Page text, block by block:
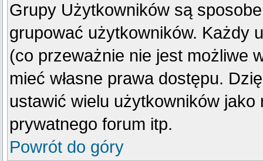
Grupy Użytkowników są
grupować użytkowników. Każdy
(co przeważnie nie jest możliwe
mieć własne prawa dostępu.
ustawić wielu użytkowników
prywatnego forum itp.
Powrót do góry